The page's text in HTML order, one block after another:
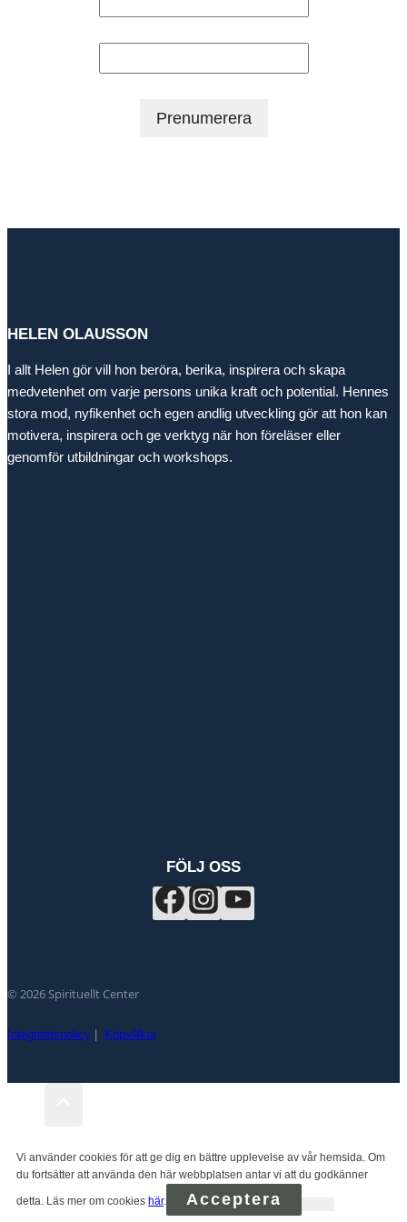
HELEN OLAUSSON
I allt Helen gör vill hon beröra, berika, inspirera och skapa
medvetenhet om varje persons unika kraft och potential. Hennes
stora mod, nyfikenhet och egen andlig utveckling gör att hon kan
motivera, inspirera och ge verktyg när hon föreläser eller
genomför utbildningar och workshops.
FÖLJ OSS
© 2026 Spirituellt Center
Integritetspolicy Köpvillkor
Vi använder cookies för att ge dig en bättre upplevelse av vår hemsida. Om
du fortsätter att använda den här webbplatsen antar vi att du godkänner
detta. Läs mer om cookies här. Acceptera